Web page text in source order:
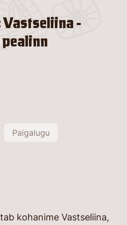
-
Paigalugu
kohanime Vastseliina,